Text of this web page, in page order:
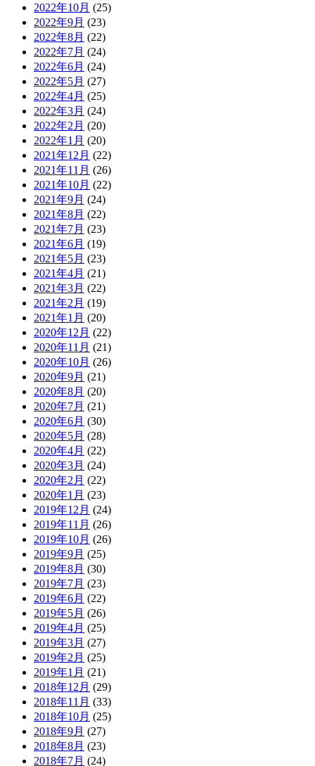
2022年10月 (25)
2022年9月 (23)
2022年8月 (22)
2022年7月 (24)
2022年6月 (24)
2022年5月 (27)
2022年4月 (25)
2022年3月 (24)
2022年2月 (20)
2022年1月 (20)
2021年12月 (22)
2021年11月 (26)
2021年10月 (22)
2021年9月 (24)
2021年8月 (22)
2021年7月 (23)
2021年6月 (19)
2021年5月 (23)
2021年4月 (21)
2021年3月 (22)
2021年2月 (19)
2021年1月 (20)
2020年12月 (22)
2020年11月 (21)
2020年10月 (26)
2020年9月 (21)
2020年8月 (20)
2020年7月 (21)
2020年6月 (30)
2020年5月 (28)
2020年4月 (22)
2020年3月 (24)
2020年2月 (22)
2020年1月 (23)
2019年12月 (24)
2019年11月 (26)
2019年10月 (26)
2019年9月 (25)
2019年8月 (30)
2019年7月 (23)
2019年6月 (22)
2019年5月 (26)
2019年4月 (25)
2019年3月 (27)
2019年2月 (25)
2019年1月 (21)
2018年12月 (29)
2018年11月 (33)
2018年10月 (25)
2018年9月 (27)
2018年8月 (23)
2018年7月 (24)